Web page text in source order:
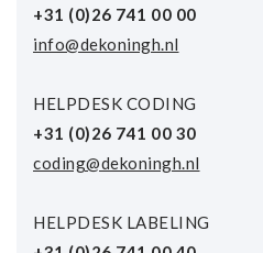
+31 (0)26 741 00 00
info@dekoningh.nl
HELPDESK CODING
+31 (0)26 741 00 30
coding@dekoningh.nl
HELPDESK LABELING